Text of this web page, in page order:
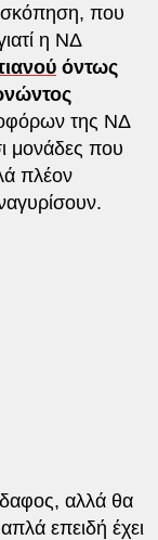
που
η ΝΔ
όντως
της ΝΔ
μονάδες που
πλέον
αλλά θα
επειδή έχει